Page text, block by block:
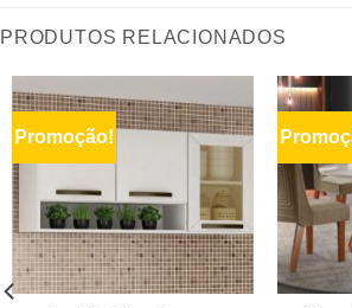
PRODUTOS RELACIONADOS
Promoção!